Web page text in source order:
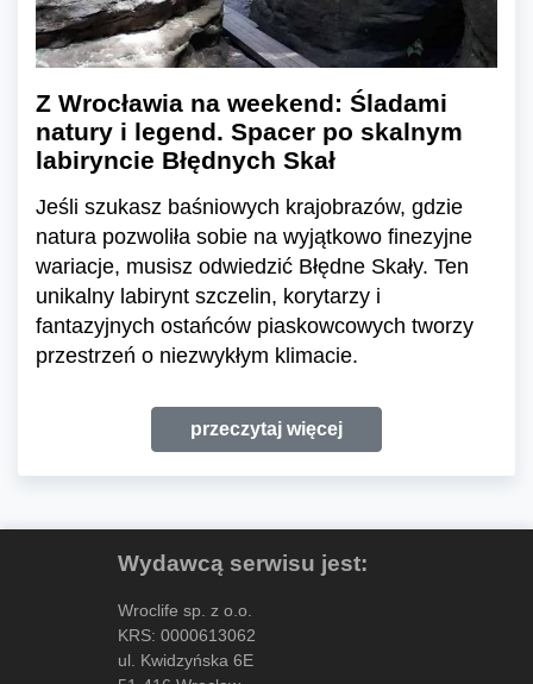
Z Wrocławia na weekend: Śladami
natury i legend. Spacer po skalnym
labiryncie Błędnych Skał
Jeśli szukasz baśniowych krajobrazów, gdzie
natura pozwoliła sobie na wyjątkowo finezyjne
wariacje, musisz odwiedzić Błędne Skały. Ten
unikalny labirynt szczelin, korytarzy i
fantazyjnych ostańców piaskowcowych tworzy
przestrzeń o niezwykłym klimacie.
przeczytaj więcej
Wydawcą serwisu jest:
Wroclife sp. z o.o.
KRS: 0000613062
ul. Kwidzyńska 6E